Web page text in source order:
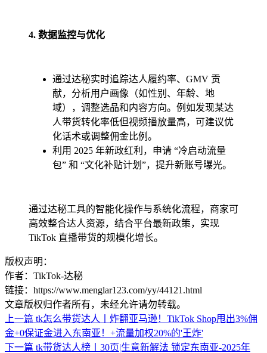
4. 数据监控与优化
通过达秘实时追踪达人履约率、GMV 贡
献，分析用户画像（如性别、年龄、地
域），调整选品和内容方向。例如发现某达
人带货转化率低但视频播放量高，可建议优
化话术或调整佣金比例。
利用 2025 年新政红利，申请 “冷启动流量
包” 和 “文化补贴计划”，提升新账号曝光。
通过达秘工具的智能化操作与系统化流程，商家可
高效整合达人资源，结合平台最新政策，实现
TikTok 直播带货的规模化增长。
版权声明：
作者：TikTok-达秘
链接：https://www.menglar123.com/yy/44121.html
文章版权归作者所有，未经允许请勿转载。
上一篇 tk怎么带货达人丨炸翻亚马逊！TikTok Shop甩出3%佣
金+0保证金进入东南亚！+流量加权20%的'王炸'
下一篇 tk带货达人榜丨30页|生意新解法 锁定东南亚-2025年